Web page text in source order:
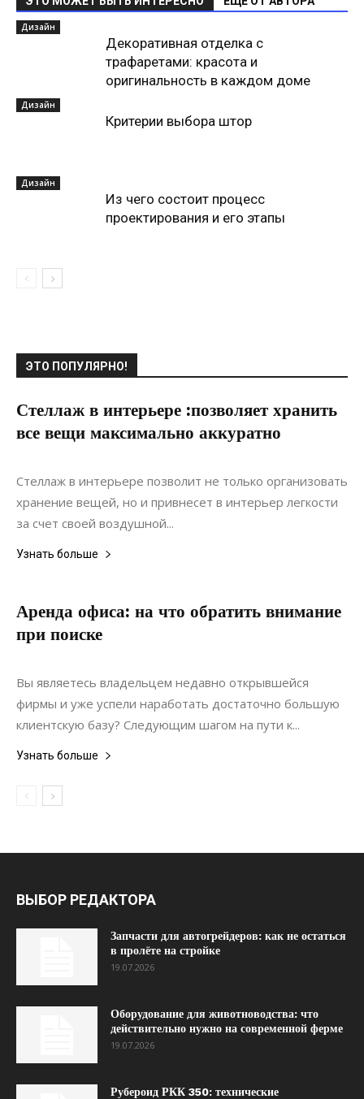
Дизайн
Декоративная отделка с
трафаретами: красота и
оригинальность в каждом доме
Дизайн
Критерии выбора штор
Дизайн
Из чего состоит процесс
проектирования и его этапы
ЭТО ПОПУЛЯРНО!
Стеллаж в интерьере :позволяет хранить
все вещи максимально аккуратно
13.06.2021
Стеллаж в интерьере позволит не только организовать
хранение вещей, но и привнесет в интерьер легкости
за счет своей воздушной...
Узнать больше
Аренда офиса: на что обратить внимание
при поиске
14.10.2021
Вы являетесь владельцем недавно открывшейся
фирмы и уже успели наработать достаточно большую
клиентскую базу? Следующим шагом на пути к...
Узнать больше
ВЫБОР РЕДАКТОРА
Запчасти для автогрейдеров: как не остаться
в пролёте на стройке
19.07.2026
Оборудование для животноводства: что
действительно нужно на современной ферме
19.07.2026
Рубероид РКК 350: технические